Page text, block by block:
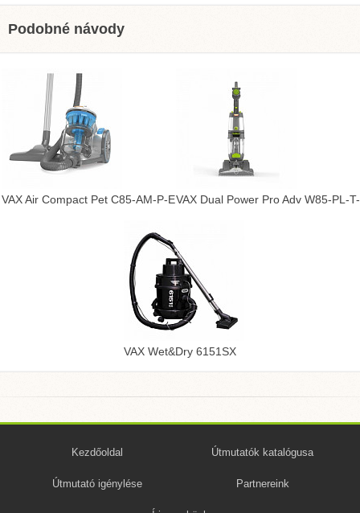
Podobné návody
VAX Air Compact Pet C85-AM-P-EVAX Dual Power Pro Adv W85-PL-
VAX Wet&Dry 6151SX
Kezdőoldal Útmutatók katalógusa
Útmutató igénylése Partnereink